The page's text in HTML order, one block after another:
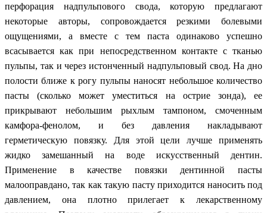
перфорация надпульпового свода, которую предлагают
некоторые авторы, сопровождается резкими болевыми
ощущениями, а вместе с тем паста одинаково успешно
всасывается как при непосредственном контакте с тканью
пульпы, так и через истонченный надпульповый свод. На дно
полости ближе к рогу пульпы наносят небольшое количество
пасты (сколько может уместиться на острие зонда), ее
прикрывают небольшим рыхлым тампоном, смоченным
камфора-фенолом, и без давления накладывают
герметическую повязку. Для этой цели лучше применять
жидко замешанный на воде искусственный дентин.
Применение в качестве повязки дентинной пасты
малооправдано, так как такую пасту приходится наносить под
давлением, она плотно прилегает к лекарственному